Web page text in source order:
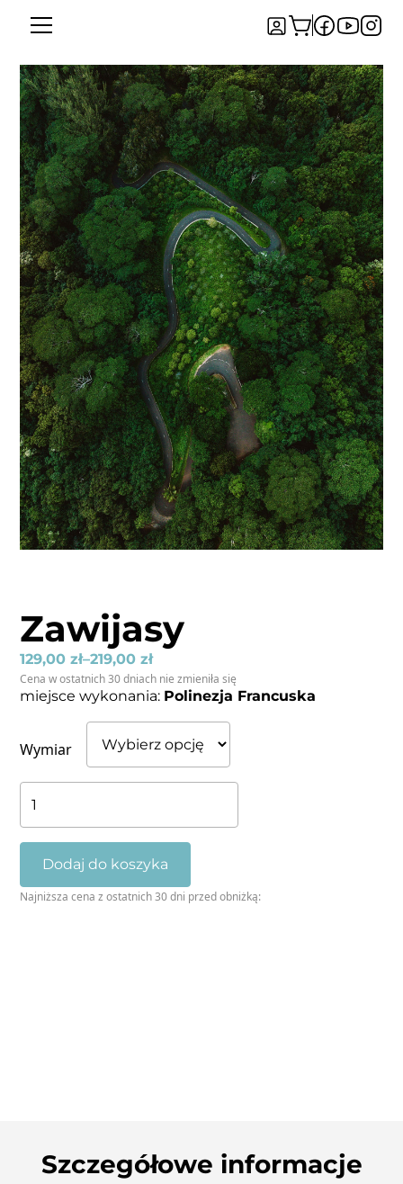
Zawijasy
129,00zł–219,00zł
Cena w ostatnich 30 dniach nie zmieniła się
miejsce wykonania: Polinezja Francuska
Wymiar
Zawijasy
Dodaj do koszyka
Najniższa cena z ostatnich 30 dni przed obniżką:
Szczegółowe informacje